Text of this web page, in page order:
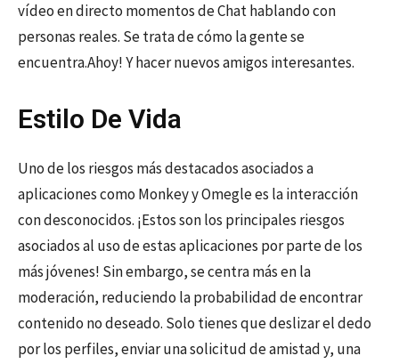
vídeo en directo momentos de Chat hablando con
personas reales. Se trata de cómo la gente se
encuentra.Ahoy! Y hacer nuevos amigos interesantes.
Estilo De Vida
Uno de los riesgos más destacados asociados a
aplicaciones como Monkey y Omegle es la interacción
con desconocidos. ¡Estos son los principales riesgos
asociados al uso de estas aplicaciones por parte de los
más jóvenes! Sin embargo, se centra más en la
moderación, reduciendo la probabilidad de encontrar
contenido no deseado. Solo tienes que deslizar el dedo
por los perfiles, enviar una solicitud de amistad y, una